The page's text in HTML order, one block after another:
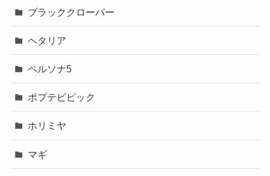
ブラッククローバー
ヘタリア
ペルソナ5
ポプテピピック
ホリミヤ
マギ